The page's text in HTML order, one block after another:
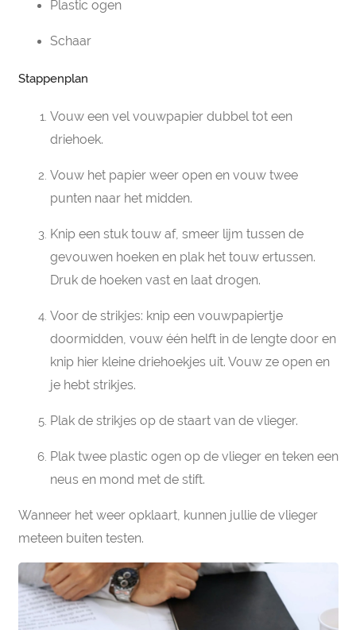
Plastic ogen
Schaar
Stappenplan
Vouw een vel vouwpapier dubbel tot een
driehoek.
Vouw het papier weer open en vouw twee
punten naar het midden.
Knip een stuk touw af, smeer lijm tussen de
gevouwen hoeken en plak het touw ertussen.
Druk de hoeken vast en laat drogen.
Voor de strikjes: knip een vouwpapiertje
doormidden, vouw één helft in de lengte door en
knip hier kleine driehoekjes uit. Vouw ze open en
je hebt strikjes.
Plak de strikjes op de staart van de vlieger.
Plak twee plastic ogen op de vlieger en teken een
neus en mond met de stift.
Wanneer het weer opklaart, kunnen jullie de vlieger
meteen buiten testen.